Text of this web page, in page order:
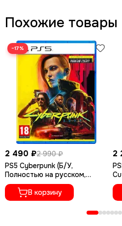
Похожие товары
−17%
2 490 ₽2 990 ₽
PS5 Cyberpunk (Б/У,
Полностью на русском,
PPSA-04027)
В корзину
2